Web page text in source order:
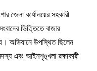
জেলা কার্যালয়ের সহকারী
ভিত্তিতে বাজার
অভিযানে উপস্থিত ছিলেন
এবং আইনশৃঙ্খলা রক্ষাকারী